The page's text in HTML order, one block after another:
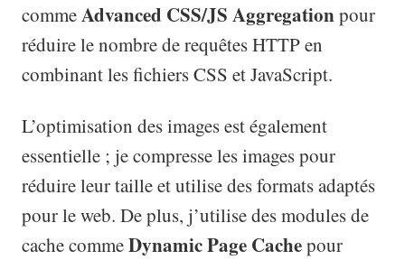
commeAdvanced CSS/JS Aggregationpour
réduire le nombre de requêtes HTTP en
combinant les fichiers CSS et JavaScript.
L’optimisation des images est également
essentielle ; je compresse les images pour
réduire leur taille et utilise des formats adaptés
pour le web. De plus, j’utilise des modules de
cache commeDynamic Page Cachepour